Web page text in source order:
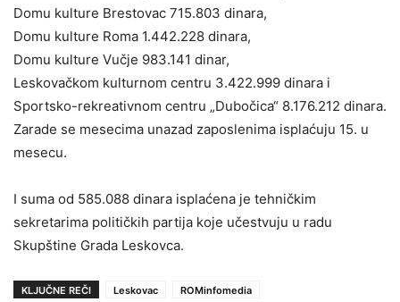
Domu kulture Brestovac 715.803 dinara,
Domu kulture Roma 1.442.228 dinara,
Domu kulture Vučje 983.141 dinar,
Leskovačkom kulturnom centru 3.422.999 dinara i
Sportsko-rekreativnom centru „Dubočica“ 8.176.212 dinara.
Zarade se mesecima unazad zaposlenima isplaćuju 15. u
mesecu.
I suma od 585.088 dinara isplaćena je tehničkim
sekretarima političkih partija koje učestvuju u radu
Skupštine Grada Leskovca.
KLJUČNE REČI Leskovac ROMinfomedia